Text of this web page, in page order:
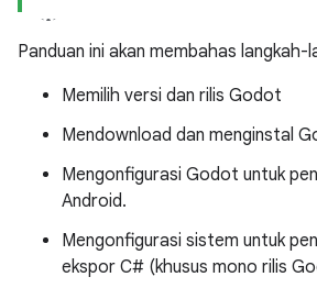
Panduan ini akan membahas langkah-
Memilih versi dan rilis Godot
Mendownload dan menginstal
Mengonfigurasi Godot untuk
Android.
Mengonfigurasi sistem untuk
ekspor C# (khusus mono rilis